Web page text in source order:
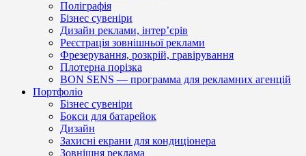
Поліграфія
Бізнес сувеніри
Дизайн реклами, інтер’єрів
Реєстрація зовнішньої реклами
Фрезерування, розкрій, гравірування
Плотерна порізка
BON SENS — программа для рекламних агенцій
Портфоліо
Бізнес сувеніри
Бокси для батарейок
Дизайн
Захисні екрани для кондиціонера
Зовнішня реклама